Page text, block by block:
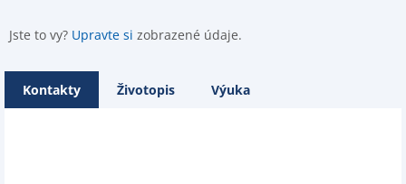
Jste to vy? Upravte si zobrazené údaje.
Kontakty Životopis Výuka